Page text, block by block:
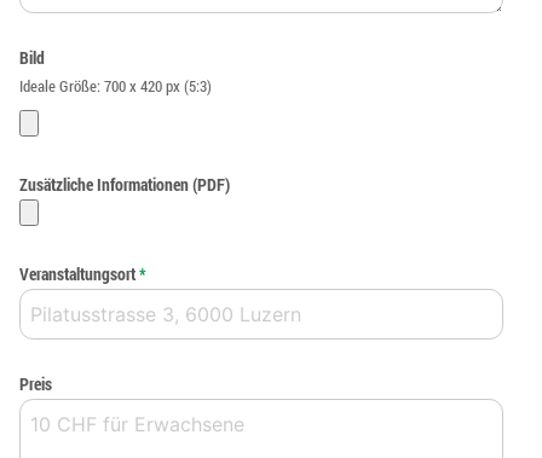
Bild
Ideale Größe: 700 x 420 px (5:3)
Zusätzliche Informationen (PDF)
Veranstaltungsort*
Preis